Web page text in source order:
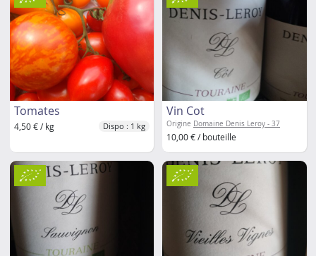
Tomates
4,50 € / kg Dispo : 1 kg
Vin Cot
Origine Domaine Denis Leroy - 37
10,00 € / bouteille